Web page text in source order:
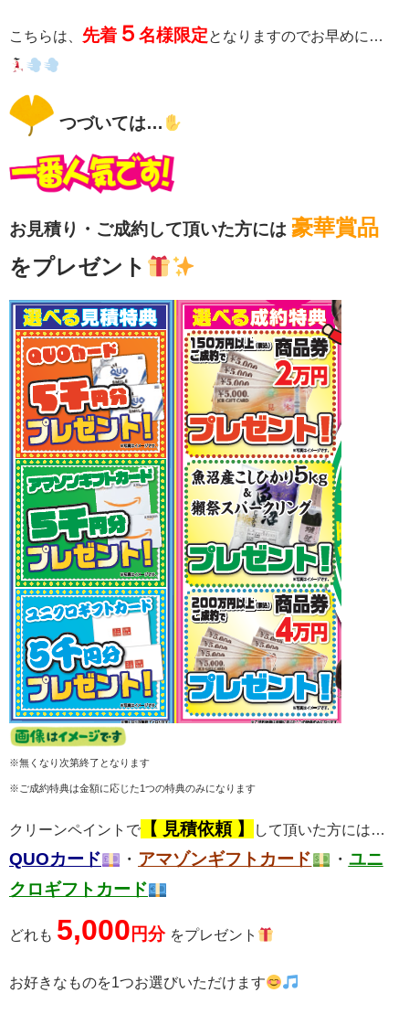
こちらは、 先着 ５ 名様限定となりますのでお早めに…
つづいては…
お見積り・ご成約して頂いた方には 豪華賞品
をプレゼント
※無くなり次第終了となります
※ご成約特典は金額に応じた1つの特典のみになります
クリーンペイントで 【 見積依頼 】 して頂いた方には…
QUOカード ・ アマゾンギフトカード ・ ユニ
クロギフトカード
どれも 5,000 円分 をプレゼント
お好きなものを1つお選びいただけます